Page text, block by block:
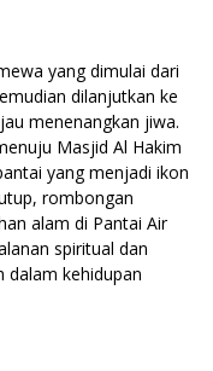
yang dimulai dari
dilanjutkan ke
menenangkan jiwa.
Masjid Al Hakim
yang menjadi ikon
rombongan
alam di Pantai Air
spiritual dan
dalam kehidupan